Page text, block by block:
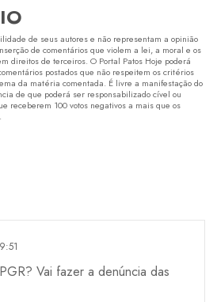
de seus autores e não representam a opinião
de comentários que violem a lei, a moral e os
direitos de terceiros. O Portal Patos Hoje poderá
postados que não respeitem os critérios
da matéria comentada. É livre a manifestação do
de que poderá ser responsabilizado cível ou
receberem 100 votos negativos a mais que os
Vai fazer a denúncia das